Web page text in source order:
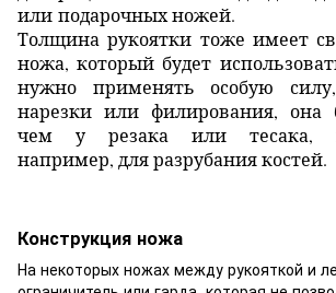
или подарочных ножей.
Толщина рукоятки тоже имеет
ножа, который будет
нужно применять особую
нарезки или филирования, она
чем у резака или тесака,
например, для разрубания костей.
Конструкция ножа
На некоторых ножах между рукояткой и